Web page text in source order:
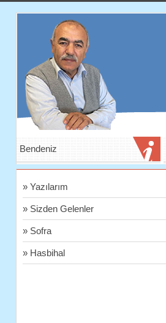
Bendeniz
» Yazılarım
» Sizden Gelenler
» Sofra
» Hasbihal